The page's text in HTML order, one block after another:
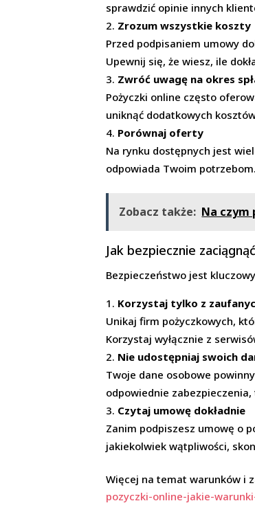
sprawdzić opinie innych
Zrozum wszystkie koszty
Przed podpisaniem umowy
Upewnij się, że wiesz, ile
Zwróć uwagę na okres
Pożyczki online często
uniknąć dodatkowych
Porównaj oferty
Na rynku dostępnych jest
odpowiada Twoim
Zobacz także: Na czym
Jak bezpiecznie
Bezpieczeństwo jest
Korzystaj tylko z
Unikaj firm pożyczkowych,
Korzystaj wyłącznie z
Nie udostępniaj swoich
Twoje dane osobowe
odpowiednie
Czytaj umowę dokładnie
Zanim podpiszesz umowę o
jakiekolwiek wątpliwości,
Więcej na temat warunków i
pozyczki-online-jakie-